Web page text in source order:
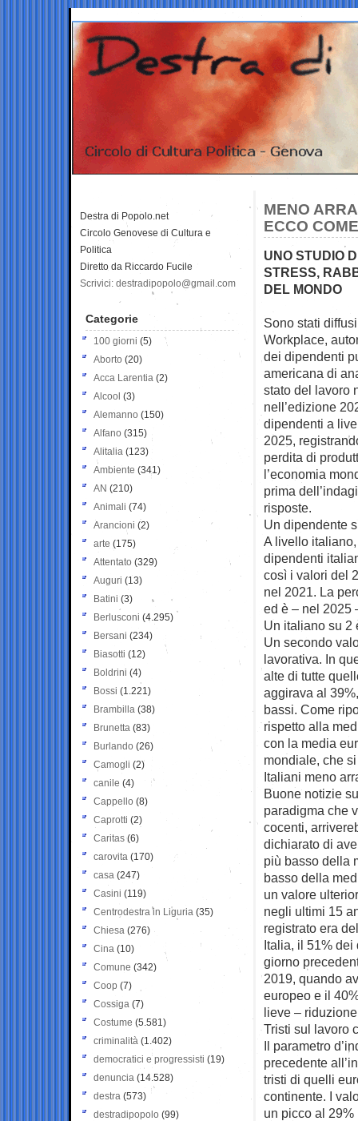
MENO
ECCO
UNO STUDIO
STRESS,
DEL MONDO
Sono stati
Workplace,
dei dipendenti
americana di
stato del lavoro
nell’edizione
dipendenti a
2025,
perdita di
l’economia
prima
risposte.
Un dipendente
A livello
dipendenti
così i valori del
nel 2021. La
ed è – nel 2025
Un italiano su 2
Un secondo
lavorativa. In
alte di tutte
aggirava al
bassi. Come
rispetto alla
con la media
mondiale, che
Italiani meno
Buone notizie
paradigma che
cocenti,
dichiarato di
più basso della
basso della
un valore
negli ultimi 15
registrato era
Italia, il 51% dei
giorno
2019, quando
europeo e il
lieve – riduzione
Tristi sul lavoro
Il parametro
precedente
tristi di quelli
continente. I
un picco al
Destra di Popolo.net
Circolo Genovese di Cultura e
Politica
Diretto da Riccardo Fucile
Scrivici: destradipopolo@gmail.com
Categorie
100 giorni (5)
Aborto (20)
Acca Larentia (2)
Alcool (3)
Alemanno (150)
Alfano (315)
Alitalia (123)
Ambiente (341)
AN (210)
Animali (74)
Arancioni (2)
arte (175)
Attentato (329)
Auguri (13)
Batini (3)
Berlusconi (4.295)
Bersani (234)
Biasotti (12)
Boldrini (4)
Bossi (1.221)
Brambilla (38)
Brunetta (83)
Burlando (26)
Camogli (2)
canile (4)
Cappello (8)
Caprotti (2)
Caritas (6)
carovita (170)
casa (247)
Casini (119)
Centrodestra in Liguria (35)
Chiesa (276)
Cina (10)
Comune (342)
Coop (7)
Cossiga (7)
Costume (5.581)
criminalità (1.402)
democratici e progressisti (19)
denuncia (14.528)
destra (573)
destradipopolo (99)